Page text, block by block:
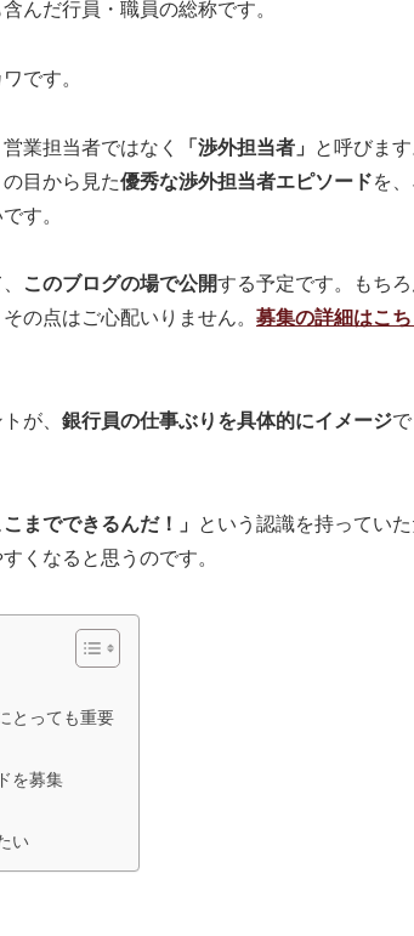
んだ行員・職員の総称です。
です。
業担当者ではなく 「渉外担当者」
と呼びま
目から見た優秀な渉外担当者エピソードを
す。
このブログの場で公開する予定です。もち
の点はご心配いりません。 募集の詳細はこ
が、 銀行員の仕事ぶりを具体的にイメージ
までできるんだ！」
という認識を持ってい
くなると思うのです。
とっても重要
を募集
い